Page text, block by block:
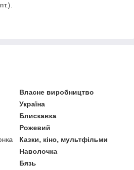
Власне виробництво
Україна
Блискавка
Рожевий
Казки, кіно, мультфільми
Наволочка
Бязь